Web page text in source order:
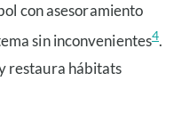
con asesoramiento
sin inconvenientes4.
restaura hábitats